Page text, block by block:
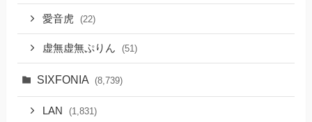
愛音虎 (22)
虚無虚無ぷりん (51)
SIXFONIA (8,739)
LAN (1,831)